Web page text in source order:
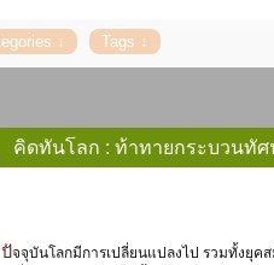
คิดทันโลก : ท้าทายกระบวนทัศ
ปัจจุบันโลกมีการเปลี่ยนแปลงไป รวมทั้งยุคสมัยเปลี่ยนก็เปลี่ยนแปลงตามไปด้วย และการก้าวสู่ยุคสมัยเทคโนโลยีดิจิทัล ซึ่งมีเครือข่ายอินเทอร์เน็ตเป็นรูปการณ์หลักก่อให้เกิดการ